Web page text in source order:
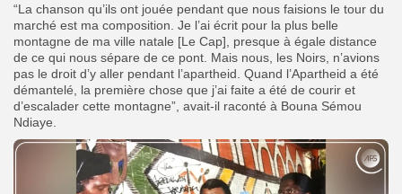
“La chanson qu’ils ont jouée pendant que nous faisions le tour du
marché est ma composition. Je l’ai écrit pour la plus belle
montagne de ma ville natale [Le Cap], presque à égale distance
de ce qui nous sépare de ce pont. Mais nous, les Noirs, n’avions
pas le droit d’y aller pendant l’apartheid. Quand l’Apartheid a été
démantelé, la première chose que j’ai faite a été de courir et
d’escalader cette montagne”, avait-il raconté à Bouna Sémou
Ndiaye.